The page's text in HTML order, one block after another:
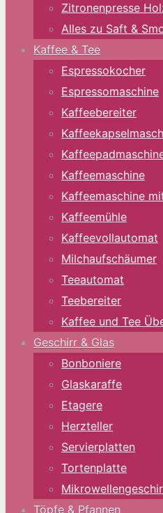
Zitronenpresse
Alles zu Saft &
Kaffee & Tee
Espressokocher
Espressomaschine
Kaffeebereiter
Kaffeemaschine
Kaffeemaschine
Kaffeemühle
Kaffeevollautomat
Milchaufschäumer
Teeautomat
Teebereiter
Kaffee und Tee
Geschirr & Glas
Bonboniere
Glaskaraffe
Etagere
Herzteller
Servierplatten
Tortenplatte
Töpfe & Pfannen